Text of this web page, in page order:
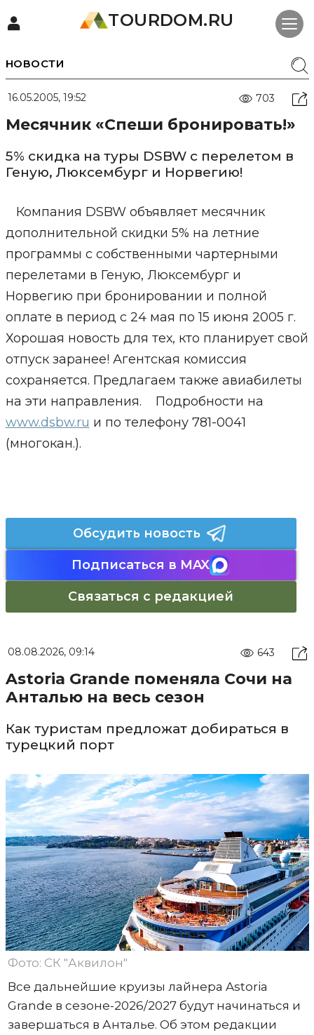
TOURDOM.RU
НОВОСТИ
16.05.2005, 19:52 703
Месячник «Спеши бронировать!»
5% скидка на туры DSBW с перелетом в
Геную, Люксембург и Норвегию!
Компания DSBW объявляет месячник
дополнительной скидки 5% на летние
программы с собственными чартерными
перелетами в Геную, Люксембург и
Норвегию при бронировании и полной
оплате в период с 24 мая по 15 июня 2005 г.
Хорошая новость для тех, кто планирует свой
отпуск заранее! Агентская комиссия
сохраняется. Предлагаем также авиабилеты
на эти направления. Подробности на
www.dsbw.ru и по телефону 781-0041
(многокан.).
Обсудить новость
Подписаться в MAX
Связаться с редакцией
08.08.2026, 09:14 643
Astoria Grande поменяла Сочи на
Анталью на весь сезон
Как туристам предложат добираться в
турецкий порт
Фото: СК "Аквилон"
Все дальнейшие круизы лайнера Astoria
Grande в сезоне-2026/2027 будут начинаться и
завершаться в Анталье. Об этом редакции